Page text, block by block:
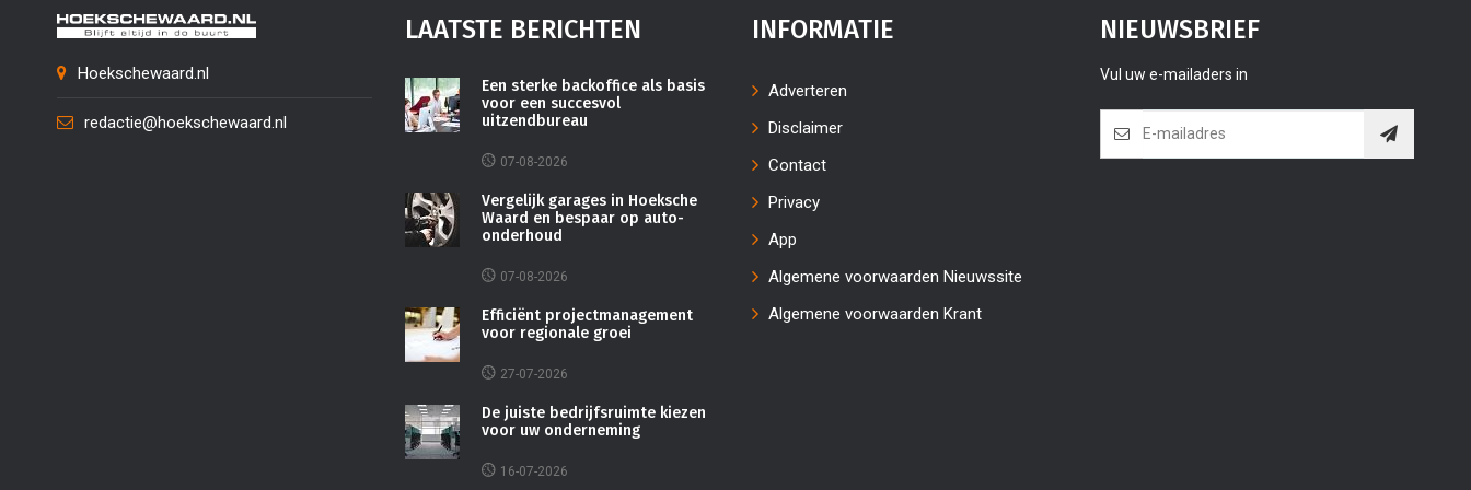
Hoekschewaard.nl
redactie@hoekschewaard.nl
LAATSTE BERICHTEN
Een sterke backoffice als basis
voor een succesvol
uitzendbureau
07-08-2026
Vergelijk garages in Hoeksche
Waard en bespaar op auto-
onderhoud
07-08-2026
Efficiënt projectmanagement
voor regionale groei
27-07-2026
De juiste bedrijfsruimte kiezen
voor uw onderneming
16-07-2026
INFORMATIE
Adverteren
Disclaimer
Contact
Privacy
App
Algemene voorwaarden Nieuwssite
Algemene voorwaarden Krant
NIEUWSBRIEF
Vul uw e-mailaders in